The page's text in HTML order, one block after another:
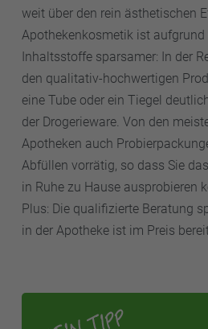
weit über den rein ästhetischen
Apothekenkosmetik ist aufgrund
Inhaltsstoffe sparsamer: In der
den qualitativ-hochwertigen
eine Tube oder ein Tiegel
der Drogerieware. Von den
Apotheken auch
Abfüllen vorrätig, so dass Sie
in Ruhe zu Hause ausprobieren
Plus: Die qualifizierte Beratung
in der Apotheke ist im Preis